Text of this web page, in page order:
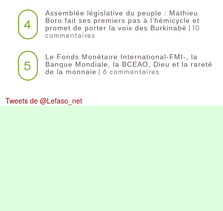
4
Assemblée législative du peuple : Mathieu
Boro fait ses premiers pas à l’hémicycle et
promet de porter la voix des Burkinabè | 10
commentaires
5
Le Fonds Monétaire International-FMI-, la
Banque Mondiale, la BCEAO, Dieu et la rareté
de la monnaie | 6 commentaires
Tweets de @Lefaso_net